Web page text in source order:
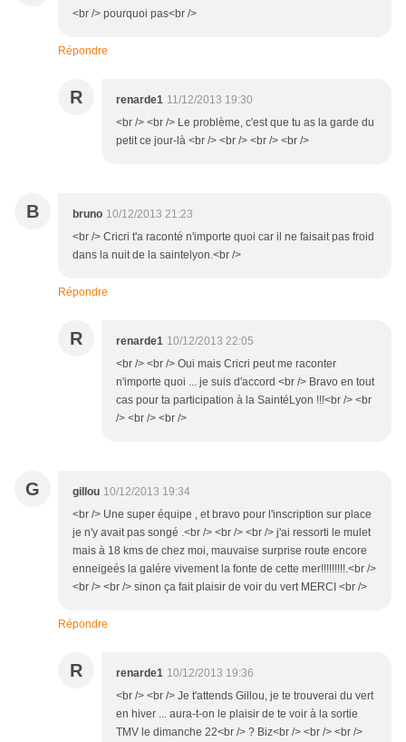
<br /> pourquoi pas<br />
Répondre
R renarde1 11/12/2013 19:30
<br /> <br /> Le problème, c'est que tu as la garde du
petit ce jour-là <br /> <br /> <br /> <br />
B bruno 10/12/2013 21:23
<br /> Cricri t'a raconté n'importe quoi car il ne faisait pas froid
dans la nuit de la saintelyon.<br />
Répondre
R renarde1 10/12/2013 22:05
<br /> <br /> Oui mais Cricri peut me raconter
n'importe quoi ... je suis d'accord <br /> Bravo en tout
cas pour ta participation à la SaintéLyon !!!<br /> <br
/> <br /> <br />
G gillou 10/12/2013 19:34
<br /> Une super équipe , et bravo pour l'inscription sur place
je n'y avait pas songé .<br /> <br /> <br /> j'ai ressorti le mulet
mais à 18 kms de chez moi, mauvaise surprise route encore
enneigeés la galére vivement la fonte de cette mer!!!!!!!!!.<br />
<br /> <br /> sinon ça fait plaisir de voir du vert MERCI <br />
Répondre
R renarde1 10/12/2013 19:36
<br /> <br /> Je t'attends Gillou, je te trouverai du vert
en hiver ... aura-t-on le plaisir de te voir à la sortie
TMV le dimanche 22<br /> ? Biz<br /> <br /> <br />